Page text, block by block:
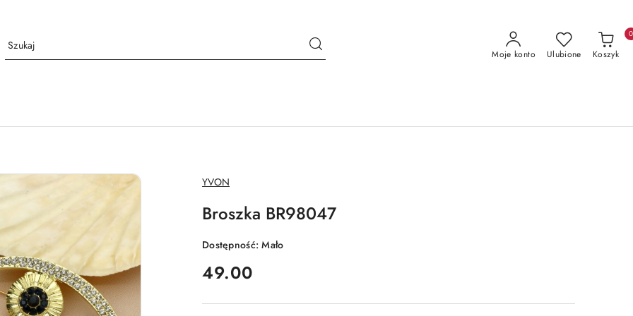
Moje konto Ulubione Koszyk
0
NAZWA
PRODUCENTA:
YVON
Broszka BR98047
Dostępność:Mało
cena:
49.00